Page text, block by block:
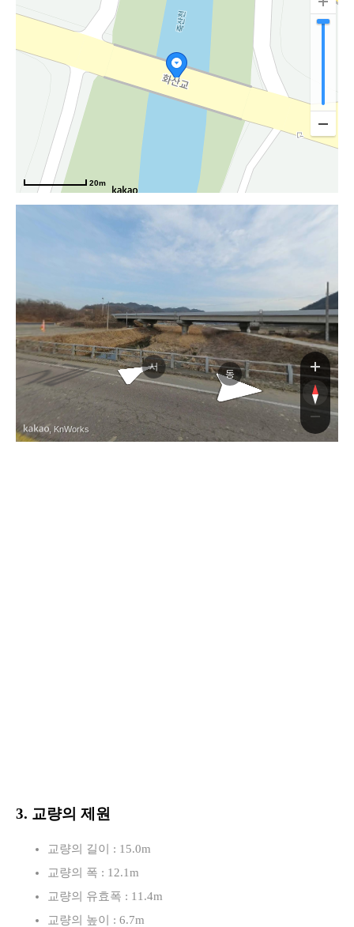
20m
수
수
서
동
, KnWorks
3. 교량의 제원
교량의 길이 : 15.0m
교량의 폭 : 12.1m
교량의 유효폭 : 11.4m
교량의 높이 : 6.7m